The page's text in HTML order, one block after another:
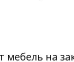
на